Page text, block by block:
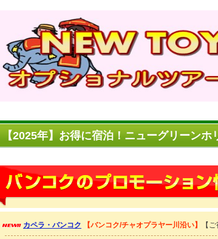
【2025年】お得に宿泊！ニューグリーンホ
カペラ・バンコク 【バンコク/チャオプラヤー川沿い】 【